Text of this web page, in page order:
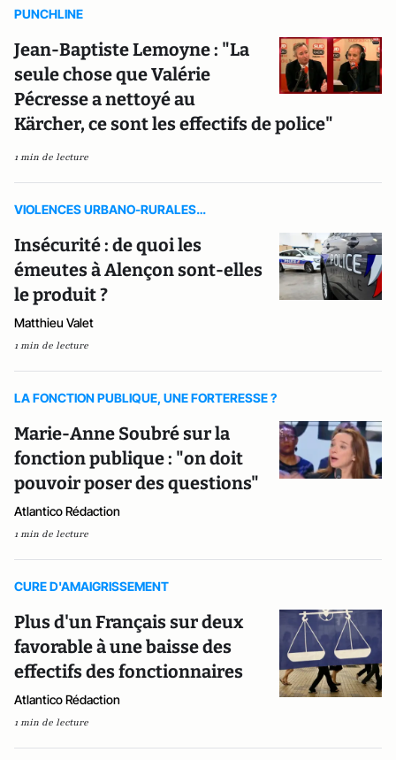
PUNCHLINE
Jean-Baptiste Lemoyne : "La
seule chose que Valérie
Pécresse a nettoyé au
Kärcher, ce sont les effectifs de police"
1 min de lecture
VIOLENCES URBANO-RURALES…
Insécurité : de quoi les
émeutes à Alençon sont-elles
le produit ?
Matthieu Valet
1 min de lecture
LA FONCTION PUBLIQUE, UNE FORTERESSE ?
Marie-Anne Soubré sur la
fonction publique : "on doit
pouvoir poser des questions"
Atlantico Rédaction
1 min de lecture
CURE D'AMAIGRISSEMENT
Plus d'un Français sur deux
favorable à une baisse des
effectifs des fonctionnaires
Atlantico Rédaction
1 min de lecture